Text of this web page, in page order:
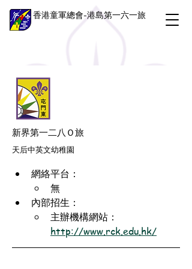
香港童軍總會-港島第一六一旅
新界第一二八Ｏ旅
天后中英文幼稚園
網絡平台：
無
內部招生：
主辦機構網站：
http://www.rck.edu.hk/